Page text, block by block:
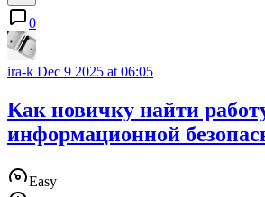
0
ira-k Dec 9 2025 at 06:05
Как новичку найти
информационной
Easy